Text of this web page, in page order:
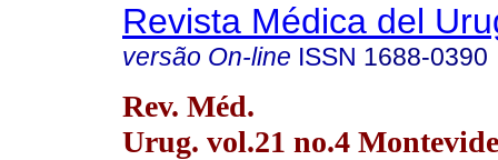
Revista Médica del
versão On-line ISSN 1688-0390
Rev. Méd.
Urug. vol.21 no.4